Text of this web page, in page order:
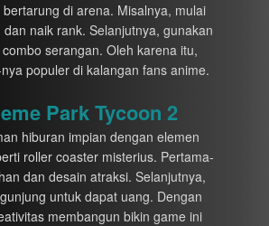
di arena. Misalnya, mulai
naik rank. Selanjutnya, gunakan
serangan. Oleh karena itu,
populer di kalangan fans anime.
Park Tycoon 2
hiburan impian dengan elemen
roller coaster misterius. Pertama-
dan desain atraksi. Selanjutnya,
untuk dapat uang. Dengan
membangun bikin game ini